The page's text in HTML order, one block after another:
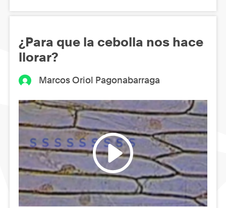
¿Para que la cebolla nos hace
llorar?
Marcos Oriol Pagonabarraga